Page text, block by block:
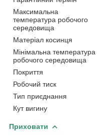
Максимальна
температура робочого
середовища
Матеріал косинця
Мінімальна температура
робочого середовища
Покриття
Робочий тиск
Тип приєднання
Кут вигину
Приховати